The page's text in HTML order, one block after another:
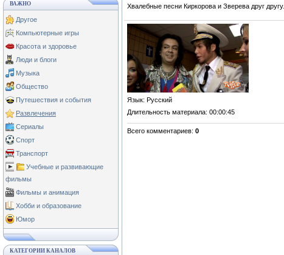
ВАЖНО
Другое
Компьютерные игры
Красота и здоровье
Люди и блоги
Музыка
Общество
Путешествия и события
Развлечения
Сериалы
Спорт
Транспорт
Учебные и развивающие
фильмы
Фильмы и анимация
Хобби и образование
Юмор
КАТЕГОРИИ КАНАЛОВ
Хвалебные песни Киркорова и Зверева друг другу.
Язык: Русский
Длительность материала: 00:00:45
Всего комментариев: 0